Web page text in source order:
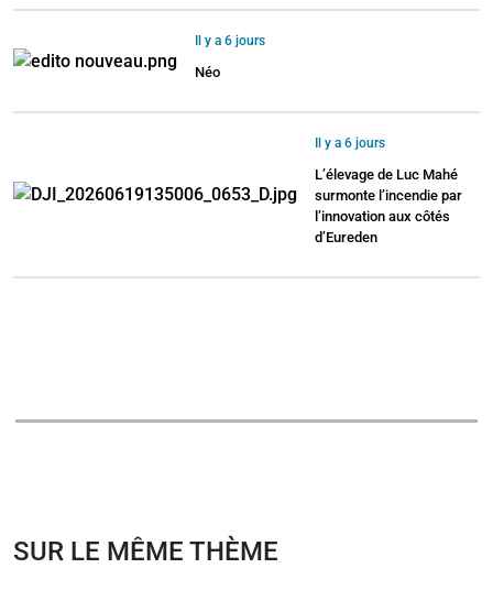
Il y a 6 jours
Néo
Il y a 6 jours
L’élevage de Luc Mahé
surmonte l’incendie par
l’innovation aux côtés
d’Eureden
SUR LE MÊME THÈME